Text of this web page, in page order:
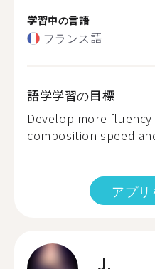
学習中の言語
フランス語
語学学習の目標
Develop more
composition speed
アプ
J.